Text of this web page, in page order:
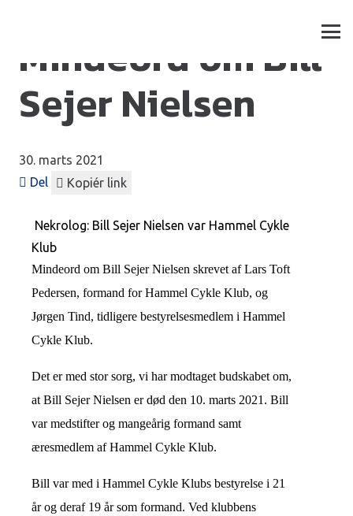
Mindeord om Bill
Sejer Nielsen
30. marts 2021
Del
Kopiér link
Nekrolog: Bill Sejer Nielsen var Hammel Cykle
Klub
Mindeord om Bill Sejer Nielsen skrevet af Lars Toft
Pedersen, formand for Hammel Cykle Klub, og
Jørgen Tind, tidligere bestyrelsesmedlem i Hammel
Cykle Klub.
Det er med stor sorg, vi har modtaget budskabet om,
at Bill Sejer Nielsen er død den 10. marts 2021. Bill
var medstifter og mangeårig formand samt
æresmedlem af Hammel Cykle Klub.
Bill var med i Hammel Cykle Klubs bestyrelse i 21
år og deraf 19 år som formand. Ved klubbens